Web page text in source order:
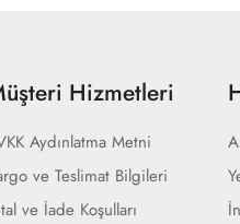
Hizmetleri
Aydınlatma Metni
ve Teslimat Bilgileri
ve İade Koşulları